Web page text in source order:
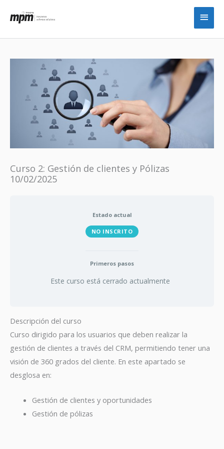
Curso 2: Gestión de clientes y Pólizas
10/02/2025
Estado actual
NO INSCRITO
Primeros pasos
Este curso está cerrado actualmente
Descripción del curso
Curso dirigido para los usuarios que deben realizar la
gestión de clientes a través del CRM, permitiendo tener una
visión de 360 grados del cliente. En este apartado se
desglosa en:
Gestión de clientes y oportunidades
Gestión de pólizas